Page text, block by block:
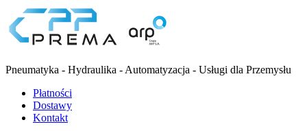
Pneumatyka - Hydraulika - Automatyzacja - Usługi dla Przemysłu
Płatności
Dostawy
Kontakt